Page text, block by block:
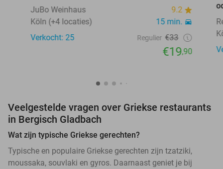
JuBo Weinhaus
9.2
Köln (+4 locaties)
15 min.
Verkocht: 25
Regulier €33
€19,90
Veelgestelde vragen over Griekse restaurants
in Bergisch Gladbach
Wat zijn typische Griekse gerechten?
Typische en populaire Griekse gerechten zijn tzatziki,
moussaka, souvlaki en gyros. Daarnaast geniet je bij